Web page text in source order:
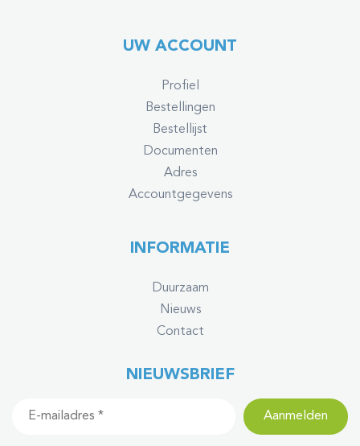
UW ACCOUNT
Profiel
Bestellingen
Bestellijst
Documenten
Adres
Accountgegevens
INFORMATIE
Duurzaam
Nieuws
Contact
NIEUWSBRIEF